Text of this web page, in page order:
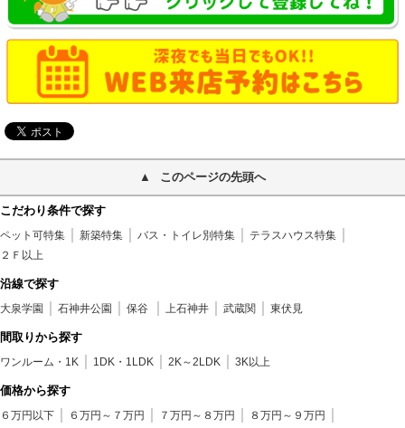
このページの先頭へ
こだわり条件で探す
ペット可特集 新築特集 バス・トイレ別特集
テラスハウス特集
２Ｆ以上
沿線で探す
大泉学園 石神井公園 保谷 上石神井 武蔵関 東伏見
間取りから探す
ワンルーム・1K 1DK・1LDK 2K～2LDK 3K以上
価格から探す
６万円以下 ６万円～７万円 ７万円～８万円
８万円～９万円